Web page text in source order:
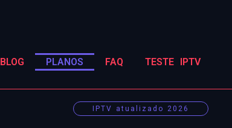
BLOG PLANOS FAQ TESTE IPTV
IPTV atualizado 2026